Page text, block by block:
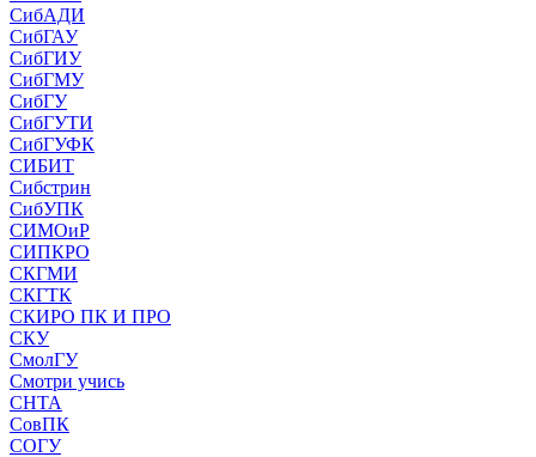
СибАДИ
СибГАУ
СибГИУ
СибГМУ
СибГУ
СибГУТИ
СибГУФК
СИБИТ
Сибстрин
СибУПК
СИМОиР
СИПКРО
СКГМИ
СКГТК
СКИРО ПК И ПРО
СКУ
СмолГУ
Смотри учись
СНТА
СовПК
СОГУ